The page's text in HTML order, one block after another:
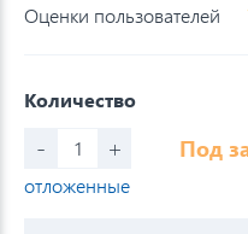
Оценки пользователей
Количество
- + Под
отложенные